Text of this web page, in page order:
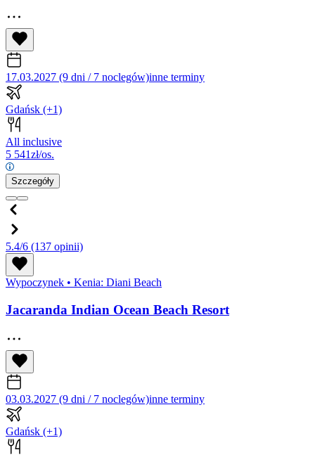
17.03.2027 (9 dni / 7 noclegów)inne terminy
Gdańsk (+1)
All inclusive
5 541zł/os.
Szczegóły
5.4/6 (137 opinii)
Wypoczynek • Kenia: Diani Beach
Jacaranda Indian Ocean Beach Resort
03.03.2027 (9 dni / 7 noclegów)inne terminy
Gdańsk (+1)